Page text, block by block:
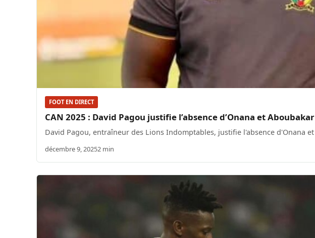
FOOT EN DIRECT
CAN 2025 : David Pagou justifie l’absence d’Onana et Aboubakar
David Pagou, entraîneur des Lions Indomptables, justifie l'absence d'Onana
décembre 9, 20252 min